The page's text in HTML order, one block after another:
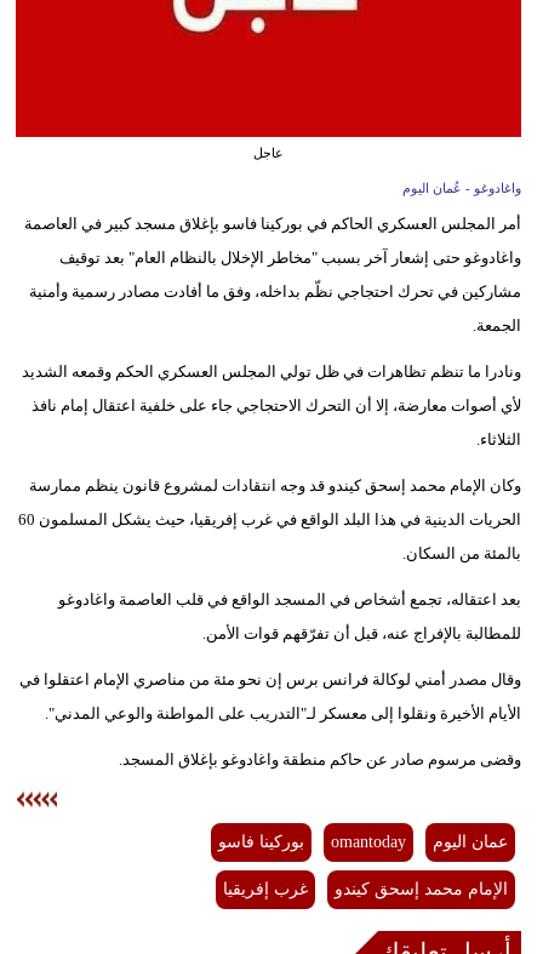
علوم
وتكنولوجيا
بيئة
مدوَّنات
أبراج
سيارات
عاجل
واغادوغو - عُمان اليوم
أمر المجلس العسكري الحاكم في بوركينا فاسو بإغلاق مسجد كبير في العاصمة
واغادوغو حتى إشعار آخر بسبب "مخاطر الإخلال بالنظام العام" بعد توقيف
مشاركين في تحرك احتجاجي نظّم بداخله، وفق ما أفادت مصادر رسمية وأمنية
الجمعة.
ونادرا ما تنظم تظاهرات في ظل تولي المجلس العسكري الحكم وقمعه الشديد
لأي أصوات معارضة، إلا أن التحرك الاحتجاجي جاء على خلفية اعتقال إمام نافذ
الثلاثاء.
وكان الإمام محمد إسحق كيندو قد وجه انتقادات لمشروع قانون ينظم ممارسة
الحريات الدينية في هذا البلد الواقع في غرب إفريقيا، حيث يشكل المسلمون 60
بالمئة من السكان.
بعد اعتقاله، تجمع أشخاص في المسجد الواقع في قلب العاصمة واغادوغو
للمطالبة بالإفراج عنه، قبل أن تفرّقهم قوات الأمن.
وقال مصدر أمني لوكالة فرانس برس إن نحو مئة من مناصري الإمام اعتقلوا في
الأيام الأخيرة ونقلوا إلى معسكر لـ"التدريب على المواطنة والوعي المدني".
وقضى مرسوم صادر عن حاكم منطقة واغادوغو بإغلاق المسجد.
عمان اليوم omantoday بوركينا فاسو
الإمام محمد إسحق كيندو غرب إفريقيا